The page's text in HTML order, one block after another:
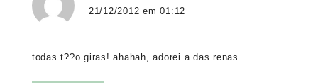
21/12/2012 em 01:12
todas t??o giras! ahahah, adorei a das renas